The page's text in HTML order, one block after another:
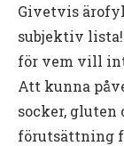
Givetvis
subjektiv
för vem vill
Att kunna
socker, gluten
förutsättning